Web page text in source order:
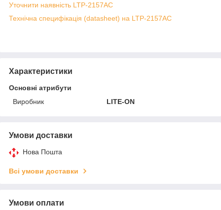
Уточнити наявність LTP-2157AC
Технічна специфікація (datasheet) на LTP-2157AC
Характеристики
Основні атрибути
Виробник
LITE-ON
Умови доставки
Нова Пошта
Всі умови доставки
Умови оплати